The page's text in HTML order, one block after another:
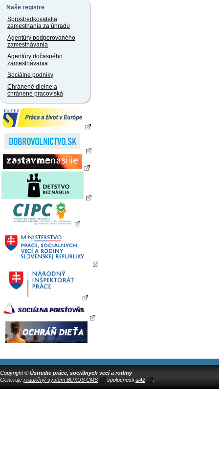
Naše registre
Sprostredkovatelia
zamestnania za úhradu
Agentúry podporovaného
zamestnávania
Agentúry dočasného
zamestnávania
Sociálne podniky
Chránené dielne a
chránené pracoviská
Copyright © Ústredie práce, sociálnych vecí a rodiny
Generuje redakčný systém BUXUS CMS spoločnostiui42